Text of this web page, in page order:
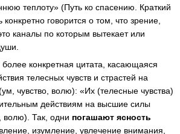
теплоту» (Путь ко спасению. Краткий
конкретно говорится о том, что зрение,
каналы по которым вытекает или
более конкретная цитата, касающаяся
телесных чувств и страстей на
чувство, волю): «Их (телесные чувства)
действиям на высшие силы
волю). Так, одни погашают ясность
изумление, увлечение внимания,